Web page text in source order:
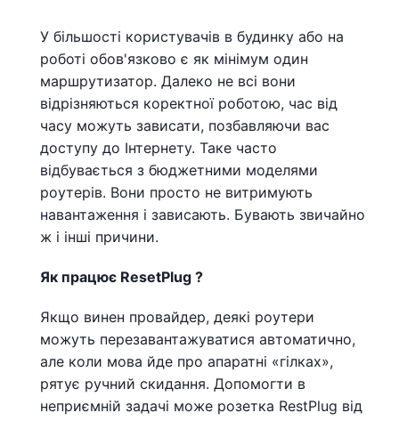
У більшості користувачів в будинку або на
роботі обов'язково є як мінімум один
маршрутизатор. Далеко не всі вони
відрізняються коректної роботою, час від
часу можуть зависати, позбавляючи вас
доступу до Інтернету. Таке часто
відбувається з бюджетними моделями
роутерів. Вони просто не витримують
навантаження і зависають. Бувають звичайно
ж і інші причини.
Як працює ResetPlug ?
Якщо винен провайдер, деякі роутери
можуть перезавантажуватися автоматично,
але коли мова йде про апаратні «гілках»,
рятує ручний скидання. Допомогти в
неприємній задачі може розетка RestPlug від